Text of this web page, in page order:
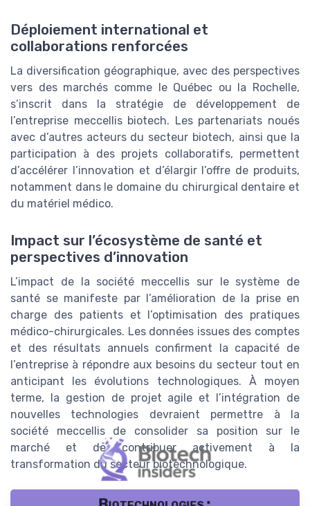
Déploiement international et
collaborations renforcées
La diversification géographique, avec des perspectives
vers des marchés comme le Québec ou la Rochelle,
s’inscrit dans la stratégie de développement de
l’entreprise meccellis biotech. Les partenariats noués
avec d’autres acteurs du secteur biotech, ainsi que la
participation à des projets collaboratifs, permettent
d’accélérer l’innovation et d’élargir l’offre de produits,
notamment dans le domaine du chirurgical dentaire et
du matériel médico.
Impact sur l’écosystème de santé et
perspectives d’innovation
L’impact de la société meccellis sur le système de
santé se manifeste par l’amélioration de la prise en
charge des patients et l’optimisation des pratiques
médico-chirurgicales. Les données issues des comptes
et des résultats annuels confirment la capacité de
l’entreprise à répondre aux besoins du secteur tout en
anticipant les évolutions technologiques. À moyen
terme, la gestion de projet agile et l’intégration de
nouvelles technologies devraient permettre à la
société meccellis de consolider sa position sur le
marché et de contribuer activement à la
transformation du secteur biotechnologique.